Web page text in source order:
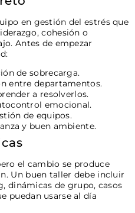
en gestión del estrés que
cohesión o
Antes de empezar
de sobrecarga.
entre departamentos.
a resolverlos.
emocional.
de equipos.
y buen ambiente.
el cambio se produce
Un buen taller debe incluir
dinámicas de grupo, casos
puedan usarse al día